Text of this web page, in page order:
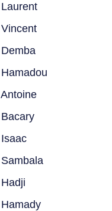
Laurent
Vincent
Demba
Hamadou
Antoine
Bacary
Isaac
Sambala
Hadji
Hamady